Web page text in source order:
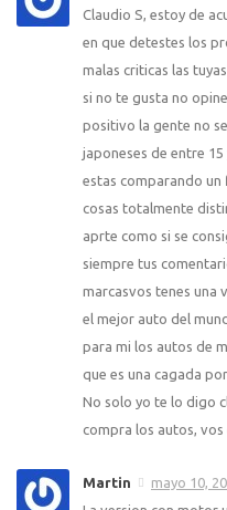
Claudio S, estoy de
en que detestes los
malas criticas las
si no te gusta no
positivo la gente no
japoneses de entre 15
estas comparando un
cosas totalmente
aprte como si se
siempre tus
marcasvos tenes una
el mejor auto del
para mi los autos de
que es una cagada
No solo yo te lo digo
compra los autos,
Martin
mayo 10,